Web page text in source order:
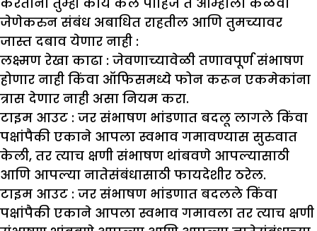
जेणेकरुन संबंध अबाधित राहतील आणि तुमच्यावर
जास्त दबाव येणार नाही :
लक्ष्मण रेखा काढा : जेवणाच्यावेळी तणावपूर्ण संभाषण
होणार नाही किंवा ऑफिसमध्ये फोन करून एकमेकांना
त्रास देणार नाही असा नियम करा.
टाइम आउट : जर संभाषण भांडणात बदलू लागले किंवा
पक्षांपैकी एकाने आपला स्वभाव गमावण्यास सुरुवात
केली, तर त्याच क्षणी संभाषण थांबवणे आपल्यासाठी
आणि आपल्या नातेसंबंधासाठी फायदेशीर ठरेल.
टाइम आउट : जर संभाषण भांडणात बदलले किंवा
पक्षांपैकी एकाने आपला स्वभाव गमावला तर त्याच क्षणी